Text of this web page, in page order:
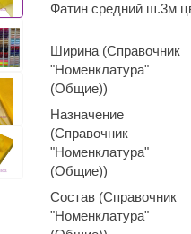
Фатин средний ш.3м
Ширина (Справочник
"Номенклатура"
(Общие))
Назначение
(Справочник
"Номенклатура"
(Общие))
Состав (Справочник
"Номенклатура"